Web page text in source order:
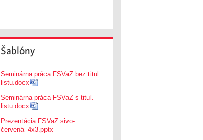
Šablóny
Seminárna práca FSVaZ bez titul.
listu.docx
Seminárna práca FSVaZ s titul.
listu.docx
Prezentácia FSVaZ sivo-
červená_4x3.pptx